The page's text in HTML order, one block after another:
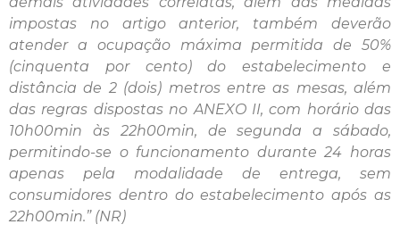
impostas no artigo anterior, também deverão
atender a ocupação máxima permitida de 50%
(cinquenta por cento) do estabelecimento e
distância de 2 (dois) metros entre as mesas, além
das regras dispostas no ANEXO II, com horário das
10h00min às 22h00min, de segunda a sábado,
permitindo-se o funcionamento durante 24 horas
apenas pela modalidade de entrega, sem
consumidores dentro do estabelecimento após as
22h00min.” (NR)